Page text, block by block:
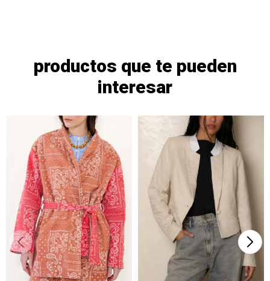
productos que te pueden
interesar